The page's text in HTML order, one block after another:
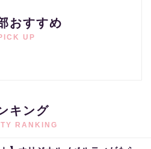
おすすめ
UP
キング
RANKING